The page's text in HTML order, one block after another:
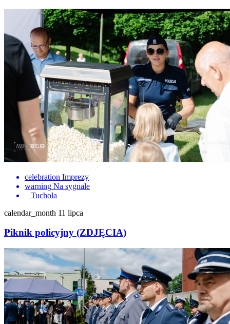
celebration Imprezy
warning Na sygnale
Tuchola
calendar_month 11 lipca
Piknik policyjny (ZDJĘCIA)